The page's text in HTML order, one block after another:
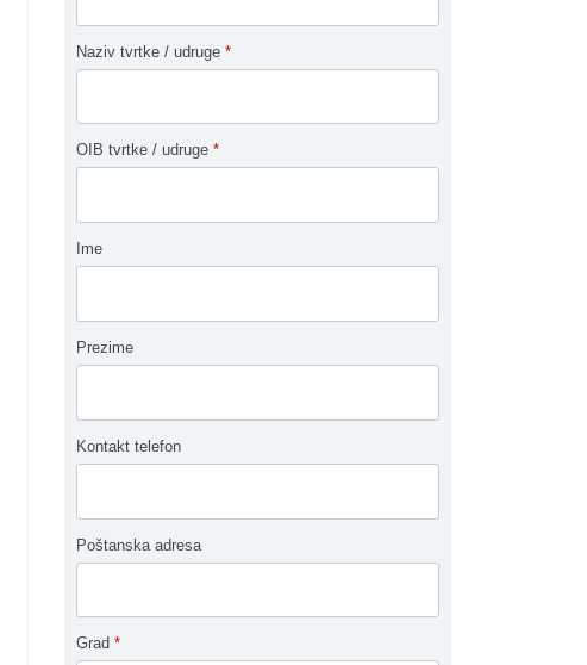
Naziv tvrtke / udruge *
OIB tvrtke / udruge *
Ime
Prezime
Kontakt telefon
Poštanska adresa
Grad *